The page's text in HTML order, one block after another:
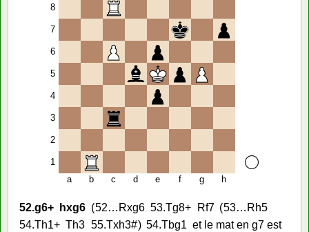
8
7
6
5
4
3
2
1
a
b c d e f g h
52.g6+ hxg6 52… Rxg6 53.Tg8+ Rf7 53… Rh5
54.Th1+ Th3 55.Txh3# 54.Tbg1 et le mat en g7 est